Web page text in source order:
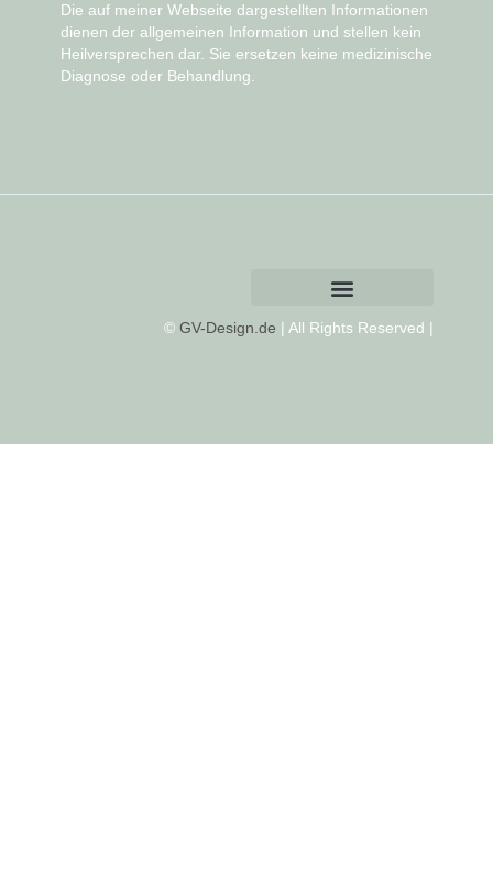
Die auf meiner Webseite dargestellten Informationen
dienen der allgemeinen Information und stellen kein
Heilversprechen dar. Sie ersetzen keine medizinische
Diagnose oder Behandlung.
©GV-Design.de | All Rights Reserved |